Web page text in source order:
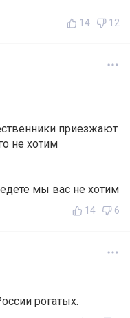
14 12
приезжают
не хотим
мы вас не хотим
14 6
рогатых.